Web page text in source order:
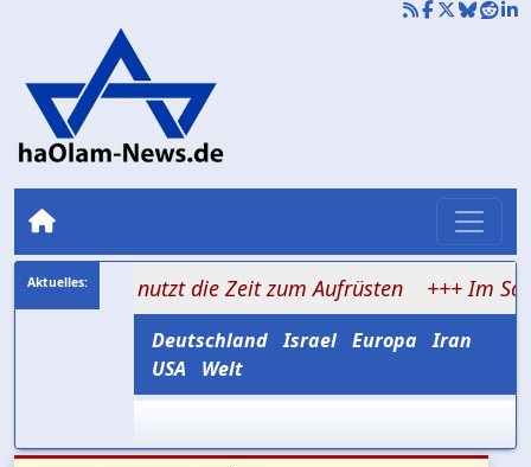
nutzt die Zeit zum Aufrüsten +++ Im Schatten des
Deutschland Israel Europa Iran
USA
Welt